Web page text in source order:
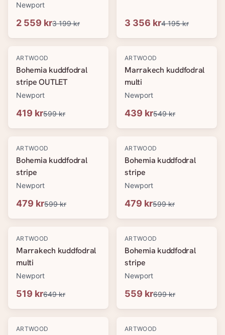
Newport
2 559 kr3 199 kr 3 356 kr4 195 kr
-30%
ARTWOOD
Bohemia kuddfodral
stripe OUTLET
Newport
419 kr599 kr
-20%
ARTWOOD
Marrakech kuddfodral
multi
Newport
439 kr549 kr
-20%
ARTWOOD
Bohemia kuddfodral
stripe
Newport
479 kr599 kr
-20%
ARTWOOD
Bohemia kuddfodral
stripe
Newport
479 kr599 kr
-20%
ARTWOOD
Marrakech kuddfodral
multi
Newport
519 kr649 kr
-20%
ARTWOOD
Bohemia kuddfodral
stripe
Newport
559 kr699 kr
-20%
ARTWOOD -20%
ARTWOOD